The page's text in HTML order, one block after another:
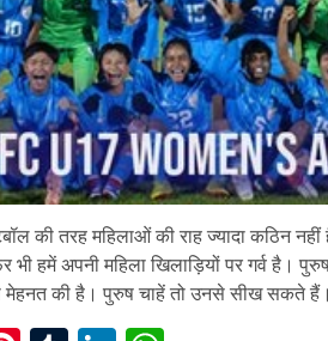
की तरह महिलाओं की राह ज्यादा कठिन
हमें अपनी महिला खिलाड़ियों पर गर्व है।
मेहनत की है। पुरुष चाहें तो उनसे सीख सकते हैं।